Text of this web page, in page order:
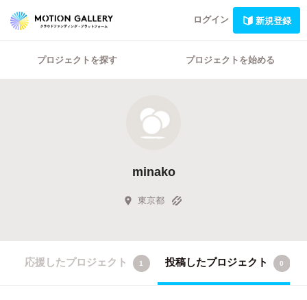
ログイン 新規登録
プロジェクトを探す プロジェクトを始める
minako
東京都
応援したプロジェクト 1 投稿したプロジェクト 0